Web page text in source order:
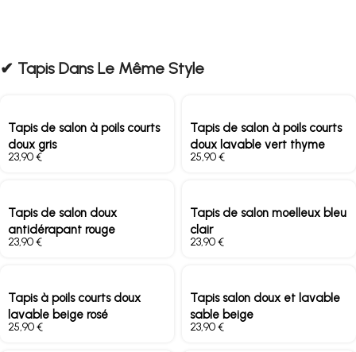
✔︎ Tapis Dans Le Même Style
Tapis de salon à poils courts
doux gris
€
Tapis de salon à poils courts
doux lavable vert thyme
€
Tapis de salon doux
antidérapant rouge
€
Tapis de salon moelleux bleu
clair
€
Tapis à poils courts doux
lavable beige rosé
€
Tapis salon doux et lavable
sable beige
€